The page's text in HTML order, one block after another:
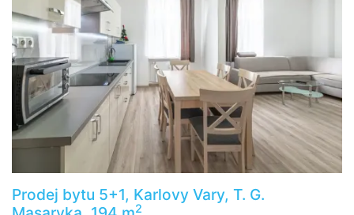
Prodej bytu 5+1, Karlovy Vary, T. G.
2